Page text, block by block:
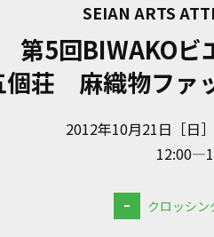
SEIAN ARTS
第5回BIWAKOビ
個荘 麻織物ファ
2012年10月21日［日
- クロッシン